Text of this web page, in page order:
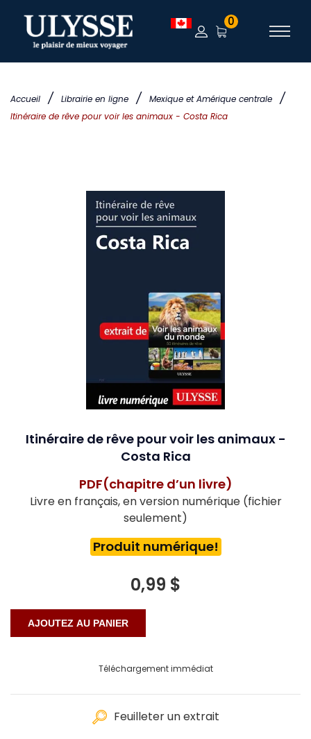
Accueil / Librairie en ligne / Mexique et Amérique centrale /
Itinéraire de rêve pour voir les animaux - Costa Rica
0
Itinéraire de rêve pour voir les animaux -
Costa Rica
PDF(chapitre d’un livre)
Livre en français, en version numérique (fichier
seulement)
Produit numérique!
0,99 $
Téléchargement immédiat
Feuilleter un extrait